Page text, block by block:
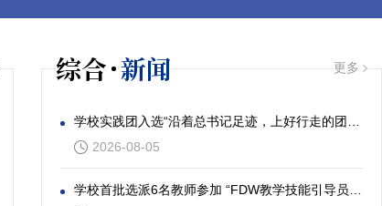
综合 新闻 更多
2026-08-05